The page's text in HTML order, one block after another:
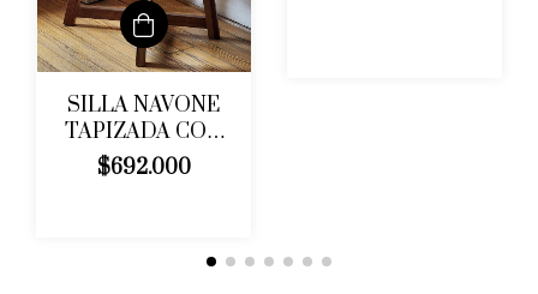
SILLA NAVONE
TAPIZADA CON
FUNDA
$692.000